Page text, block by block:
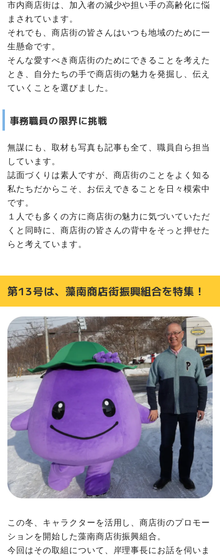
市内商店街は、加入者の減少や担い手の高齢化に悩
まされています。
それでも、商店街の皆さんはいつも地域のために一
生懸命です。
そんな愛すべき商店街のためにできることを考えた
とき、自分たちの手で商店街の魅力を発掘し、伝え
ていくことを選びました。
事務職員の限界に挑戦
無謀にも、取材も写真も記事も全て、職員自ら担当
しています。
誌面づくりは素人ですが、商店街のことをよく知る
私たちだからこそ、お伝えできることを日々模索中
です。
１人でも多くの方に商店街の魅力に気づいていただ
くと同時に、商店街の皆さんの背中をそっと押せた
らと考えています。
第13号は、藻南商店街振興組合を特集！
この冬、キャラクターを活用し、商店街のプロモー
ションを開始した藻南商店街振興組合。
今回はその取組について、岸理事長にお話を伺いま